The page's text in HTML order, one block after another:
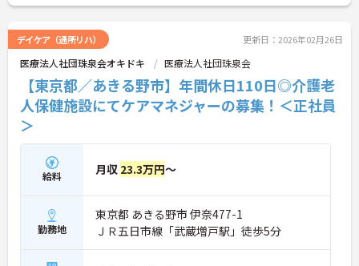
デイケア（通所リハ） 更新日：2026年02月26日
医療法人社団珠泉会オキドキ 医療法人社団珠泉会
【東京都／あきる野市】年間休日110日◎介護老
人保健施設にてケアマネジャーの募集！＜正社員
＞
給料 月収 23.3万円～
勤務地
東京都 あきる野市 伊奈477-1
ＪＲ五日市線「武蔵増戸駅」徒歩5分